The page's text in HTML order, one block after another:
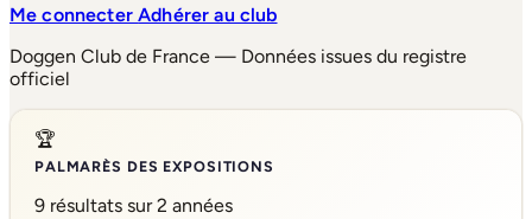
Me connecterAdhérer au club
Doggen Club de France — Données issues du registre
officiel
🏆
PALMARÈS DES EXPOSITIONS
9 résultats sur 2 années